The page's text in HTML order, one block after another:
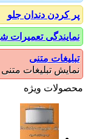
دندان جلو
تعمیرات
متنی
تبلیغات متنی در
ویژه